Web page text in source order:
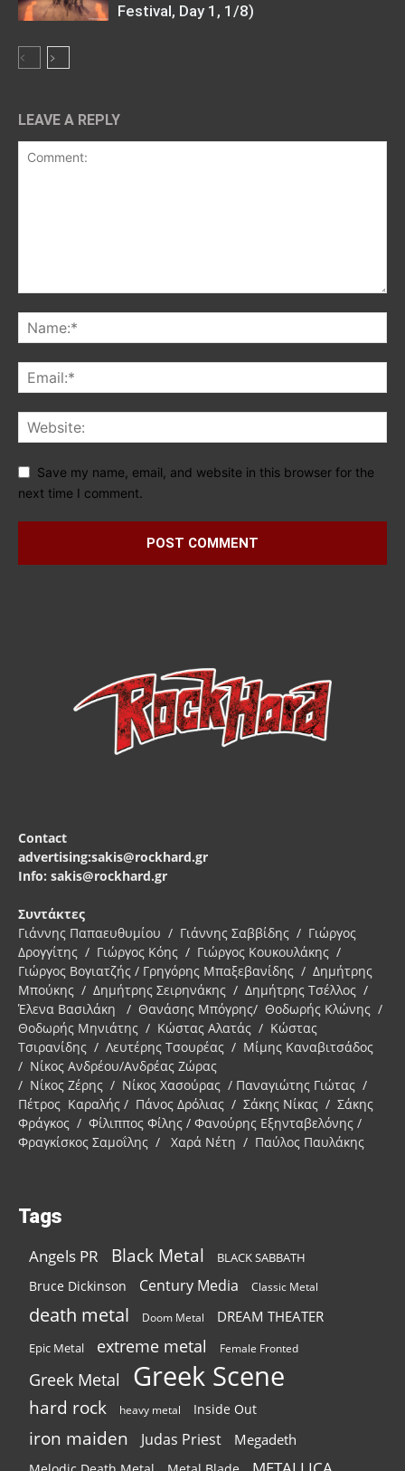
Festival, Day 1, 1/8)
LEAVE A REPLY
Save my name, email, and website in this browser for the
next time I comment.
Contact
advertising:sakis@rockhard.gr
Info: sakis@rockhard.gr
Συντάκτες
Γιάννης Παπαευθυμίου / Γιάννης Σαββίδης / Γιώργος
Δρογγίτης / Γιώργος Κόης / Γιώργος Κουκουλάκης /
Γιώργος Βογιατζής / Γρηγόρης Μπαξεβανίδης / Δημήτρης
Μπούκης / Δημήτρης Σειρηνάκης / Δημήτρης Τσέλλος /
Έλενα Βασιλάκη / Θανάσης Μπόγρης/ Θοδωρής Κλώνης /
Θοδωρής Μηνιάτης / Κώστας Αλατάς / Κώστας
Τσιρανίδης / Λευτέρης Τσουρέας / Μίμης Καναβιτσάδος
/ Νίκος Ανδρέου/Ανδρέας Ζώρας
/ Νίκος Ζέρης / Νίκος Χασούρας / Παναγιώτης Γιώτας /
Πέτρος Καραλής / Πάνος Δρόλιας / Σάκης Νίκας / Σάκης
Φράγκος / Φίλιππος Φίλης / Φανούρης Εξηνταβελόνης /
Φραγκίσκος Σαμοΐλης / Χαρά Νέτη / Παύλος Παυλάκης
Tags
Angels PR Black Metal BLACK SABBATH
Bruce Dickinson Century Media Classic Metal
death metal Doom Metal DREAM THEATER
Epic Metal extreme metal Female Fronted
Greek Metal Greek Scene
hard rock heavy metal Inside Out
iron maiden Judas Priest Megadeth